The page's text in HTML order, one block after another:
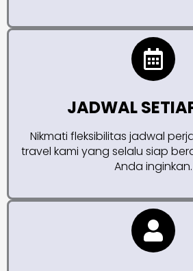
JADWAL
Nikmati fleksibilitas jadwal
travel kami yang selalu siap
Anda inginkan.